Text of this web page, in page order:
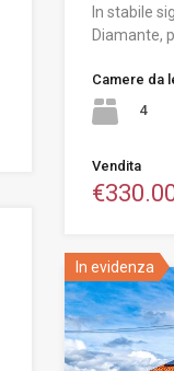
In stabile
Diamante,
Camere da
4
Vendita
In evidenza